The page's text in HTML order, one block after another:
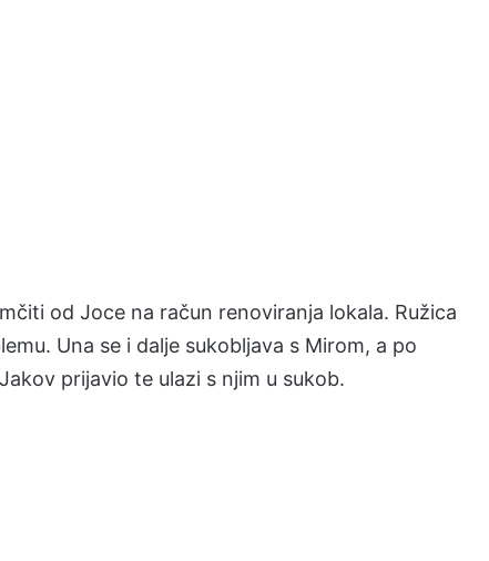
od Joce na račun renoviranja lokala. Ružica
Una se i dalje sukobljava s Mirom, a po
prijavio te ulazi s njim u sukob.